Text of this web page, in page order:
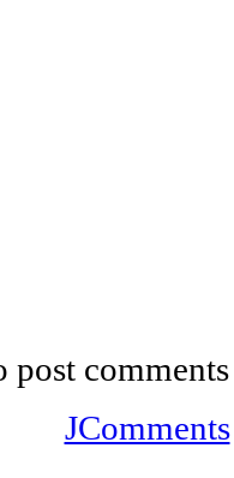
post comments
JComments